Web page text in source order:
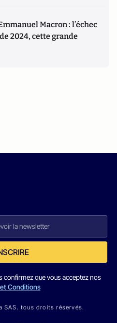
Macron : l’échec
2024, cette grande
confirmez que vous acceptez nos
Conditions
SAS. tous droits réservés.